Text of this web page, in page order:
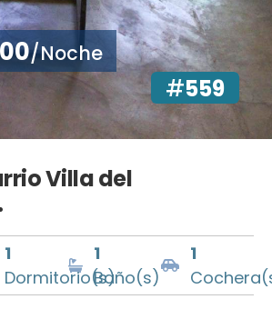
/Noche
#559
Villa del
1
Dormitorio(s)
1
Baño(s)
1